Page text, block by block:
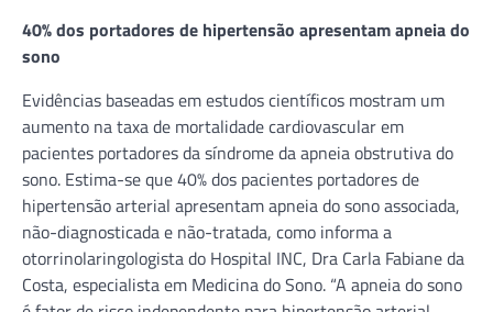
40% dos portadores de hipertensão apresentam apneia do
sono
Evidências baseadas em estudos científicos mostram um
aumento na taxa de mortalidade cardiovascular em
pacientes portadores da síndrome da apneia obstrutiva do
sono. Estima-se que 40% dos pacientes portadores de
hipertensão arterial apresentam apneia do sono associada,
não-diagnosticada e não-tratada, como informa a
otorrinolaringologista do Hospital INC, Dra Carla Fabiane da
Costa, especialista em Medicina do Sono. “A apneia do sono